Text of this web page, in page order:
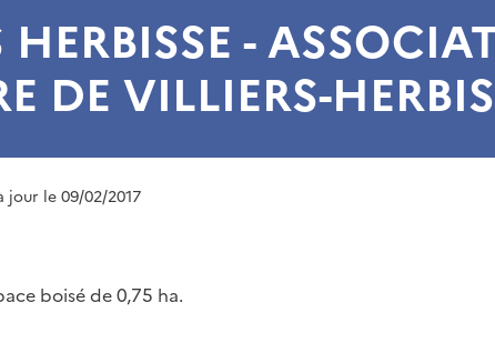
-
DE VILLIERS-
jour le 09/02/2017
boisé de 0,75 ha.